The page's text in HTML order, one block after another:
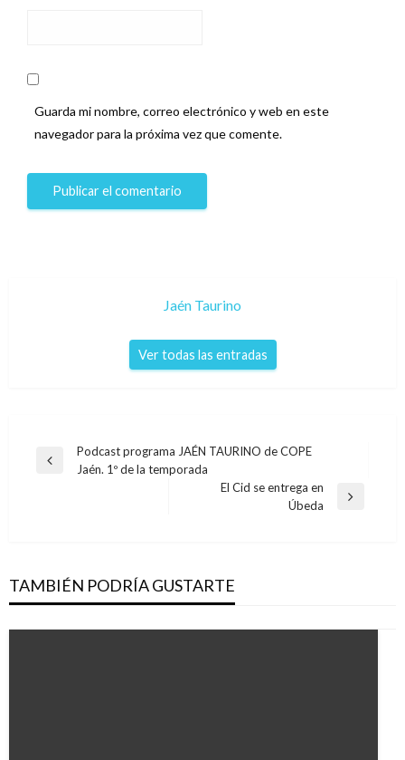
Guarda mi nombre, correo electrónico y web en este
navegador para la próxima vez que comente.
Jaén Taurino
Ver todas las entradas
Navegación
Entrada
Podcast programa JAÉN TAURINO de COPE
Jaén. 1º de la temporada
El Cid se entrega en
Úbeda
TAMBIÉN PODRÍA GUSTARTE